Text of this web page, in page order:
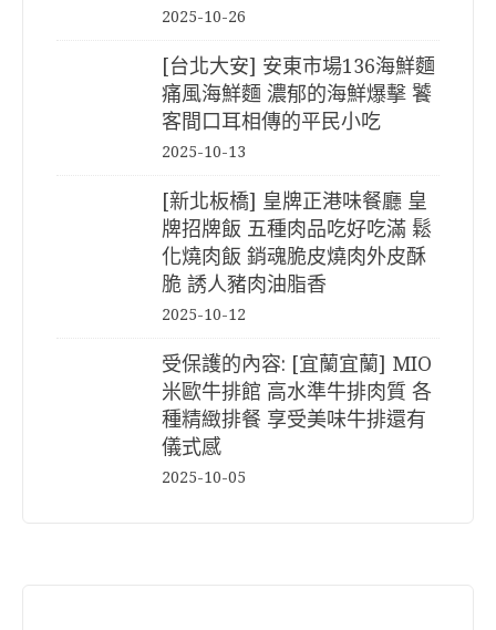
2025-10-26
[台北大安] 安東市場136海鮮麵
痛風海鮮麵 濃郁的海鮮爆擊 饕
客間口耳相傳的平民小吃
2025-10-13
[新北板橋] 皇牌正港味餐廳 皇
牌招牌飯 五種肉品吃好吃滿 鬆
化燒肉飯 銷魂脆皮燒肉外皮酥
脆 誘人豬肉油脂香
2025-10-12
受保護的內容: [宜蘭宜蘭] MIO
米歐牛排館 高水準牛排肉質 各
種精緻排餐 享受美味牛排還有
儀式感
2025-10-05